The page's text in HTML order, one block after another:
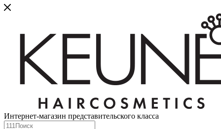
Интернет-магазин представительского класса